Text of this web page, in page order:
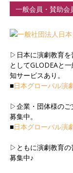
一般会員・賛助会
▷日本に演劇教育を
としてGLODEAと
知サービスあり。
■日本グローバル
▷企業・団体様のご
募集中。
■日本グローバル
▷ともに演劇教育
募集中♪